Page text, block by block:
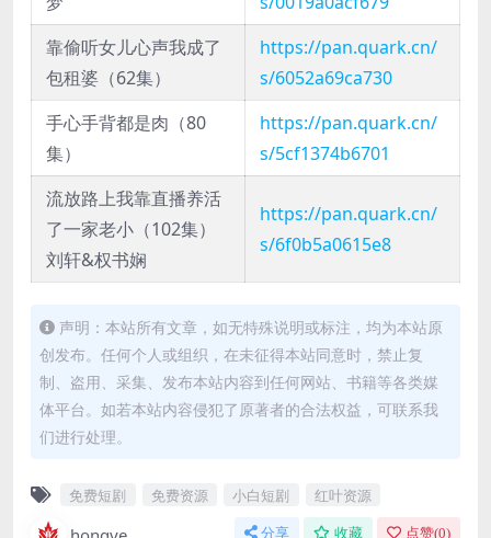
靠偷听女儿心声我成了
包租婆（62集）
https://pan.quark.cn/
s/6052a69ca730
手心手背都是肉（80
集）
https://pan.quark.cn/
s/5cf1374b6701
流放路上我靠直播养活
了一家老小（102集）
刘轩&权书娴
https://pan.quark.cn/
s/6f0b5a0615e8
声明：本站所有文章，如无特殊说明或标注，均为本站原
创发布。任何个人或组织，在未征得本站同意时，禁止复
制、盗用、采集、发布本站内容到任何网站、书籍等各类媒
体平台。如若本站内容侵犯了原著者的合法权益，可联系我
们进行处理。
免费短剧 免费资源 小白短剧 红叶资源
分享 收藏 点赞(0)